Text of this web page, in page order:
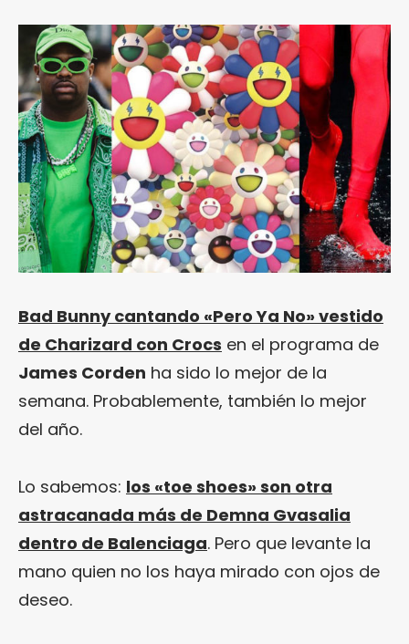
Bad Bunny cantando «Pero Ya No» vestido
de Charizard con Crocs en el programa de
James Corden ha sido lo mejor de la
semana. Probablemente, también lo mejor
del año.
Lo sabemos: los «toe shoes» son otra
astracanada más de Demna Gvasalia
dentro de Balenciaga. Pero que levante la
mano quien no los haya mirado con ojos de
deseo.